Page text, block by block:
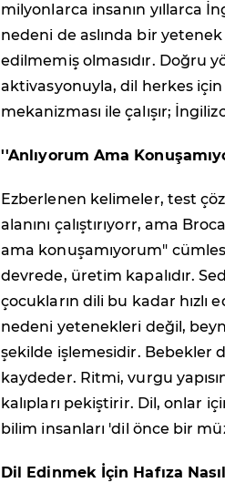
milyonlarca insanın yıllarca
nedeni de aslında bir
edilmemiş olmasıdır. Doğru
aktivasyonuyla, dil herkes
mekanizması ile çalışır;
''Anlıyorum Ama
Ezberlenen kelimeler, test
alanını çalıştırıyorr, ama
ama konuşamıyorum"
devrede, üretim kapalıdır.
çocukların dili bu kadar hızlı
nedeni yetenekleri değil,
şekilde işlemesidir. Bebekler
kaydeder. Ritmi, vurgu
kalıpları pekiştirir. Dil, onlar
bilim insanları 'dil önce bir
Dil Edinmek İçin Hafıza